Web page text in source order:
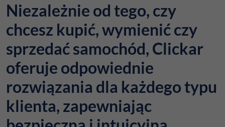
Niezależnie od tego, czy
chcesz kupić, wymienić czy
sprzedać samochód, Clickar
oferuje odpowiednie
rozwiązania dla każdego typu
klienta, zapewniając